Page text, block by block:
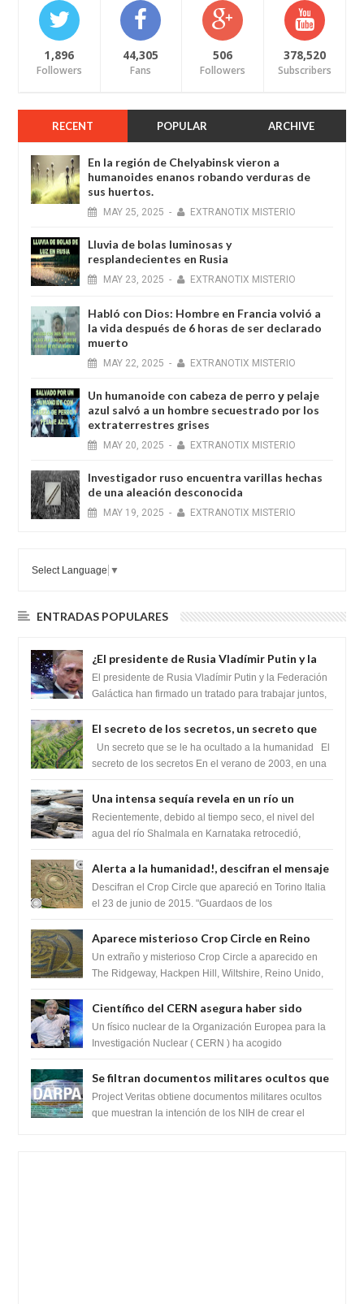
1,896
Followers
44,305
Fans
506
Followers
378,520
Subscribers
RECENT POPULAR ARCHIVE
En la región de Chelyabinsk vieron a
humanoides enanos robando verduras de
sus huertos.
MAY 25, 2025 - EXTRANOTIX MISTERIO
Lluvia de bolas luminosas y
resplandecientes en Rusia
MAY 23, 2025 - EXTRANOTIX MISTERIO
Habló con Dios: Hombre en Francia volvió a
la vida después de 6 horas de ser declarado
muerto
MAY 22, 2025 - EXTRANOTIX MISTERIO
Un humanoide con cabeza de perro у pelaje
azul salvó a un hombre secuestrado por los
extraterrestres grises
MAY 20, 2025 - EXTRANOTIX MISTERIO
Investigador ruso encuentra varillas hechas
de una aleación desconocida
MAY 19, 2025 - EXTRANOTIX MISTERIO
Select Language ▼
ENTRADAS POPULARES
¿El presidente de Rusia Vladímir Putin y la
Federación Galactica han firmado un
tratado para acabar con los Sionistas?
El presidente de Rusia Vladímir Putin y la Federación
Galáctica han firmado un tratado para trabajar juntos,
El secreto de los secretos, un secreto que
cambiaría por completo el destino de la
humanidad
Un secreto que se le ha ocultado a la humanidad El
secreto de los secretos En el verano de 2003, en una
Una intensa sequía revela en un río un
impresionante hallazgo de miles de Shiva
Lingas
Recientemente, debido al tiempo seco, el nivel del
agua del río Shalmala en Karnataka retrocedió,
Alerta a la humanidad!, descifran el mensaje
del Crop Circle de Torino ,Italia
Descifran el Crop Circle que apareció en Torino Italia
el 23 de junio de 2015. "Guardaos de los
Aparece misterioso Crop Circle en Reino
Unido 23 de junio 2016
Un extraño y misterioso Crop Circle a aparecido en
The Ridgeway, Hackpen Hill, Wiltshire, Reino Unido,
Científico del CERN asegura haber sido
ayudado por seres de luz durante una
prueba del Colisionador de Hadrones
Un físico nuclear de la Organización Europea para la
Investigación Nuclear ( CERN ) ha acogido
Se filtran documentos militares ocultos que
muestran la intención de los NIH de crear el
SARS-CoV-2, utilizando la investigación de
Project Veritas obtiene documentos militares ocultos
que muestran la intención de los NIH de crear el